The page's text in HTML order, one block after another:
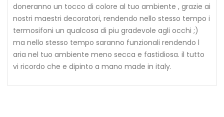
doneranno un tocco di colore al tuo ambiente , grazie ai
nostri maestri decoratori, rendendo nello stesso tempo i
termosifoni un qualcosa di piu gradevole agli occhi ;)
ma nello stesso tempo saranno funzionali rendendo l
aria nel tuo ambiente meno secca e fastidiosa. il tutto
vi ricordo che e dipinto a mano made in italy.